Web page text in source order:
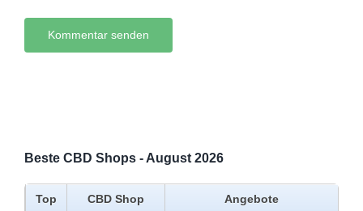
Beste CBD Shops - August 2026
Top CBD Shop Angebote